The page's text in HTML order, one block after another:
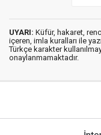
UYARI: Küfür, hakaret,
içeren, imla kuralları ile
Türkçe karakter
onaylanmamaktadır.